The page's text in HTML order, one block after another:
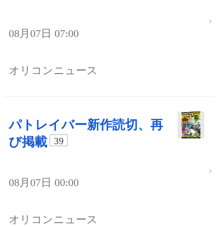
08月07日 07:00
オリコンニュース
パトレイバー新作読切、再
び掲載
39
08月07日 00:00
オリコンニュース